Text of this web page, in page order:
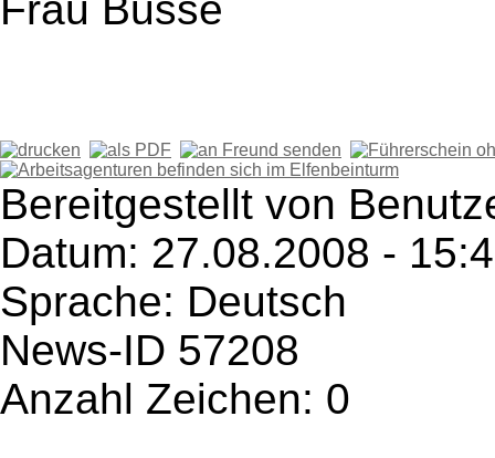
Frau Busse
Bereitgestellt von
Datum: 27.08.2008 -
Sprache: Deutsch
News-ID 57208
Anzahl Zeichen: 0